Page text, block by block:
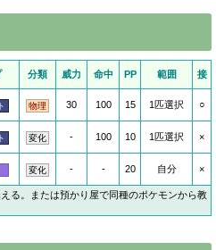
分類 威力 命中 PP 範囲 接
物理 30 100 15 1匹選択 ○
変化 - 100 10 1匹選択 ×
変化 - - 20 自分 ×
る。または預かり屋で同種のポケモンから教